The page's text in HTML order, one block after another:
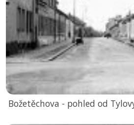
Božetěchova - pohled od